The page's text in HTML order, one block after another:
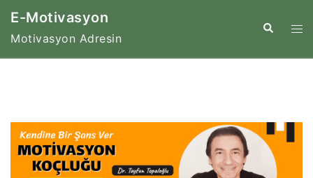
İçeriğe
E-Motivasyon
Motivasyon Adresin
Search